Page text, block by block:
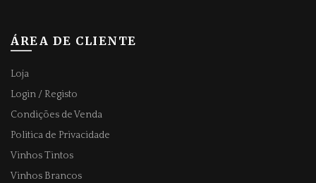
ÁREA DE CLIENTE
Loja
Login / Registo
Condições de Venda
Politica de Privacidade
Vinhos Tintos
Vinhos Brancos